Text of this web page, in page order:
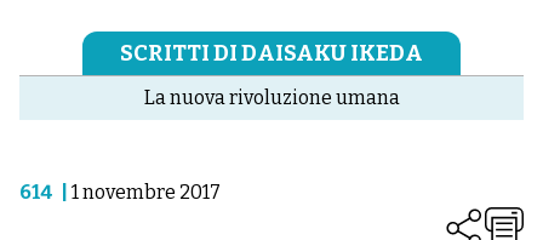
SCRITTI DI DAISAKU IKEDA
La nuova rivoluzione umana
614 1 novembre 2017